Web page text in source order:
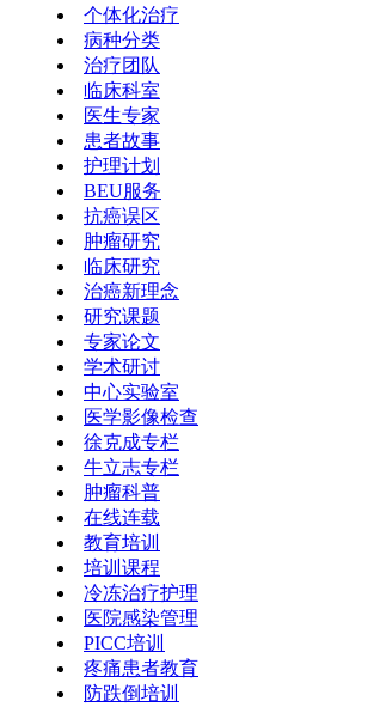
个体化治疗
病种分类
治疗团队
临床科室
医生专家
患者故事
护理计划
BEU服务
抗癌误区
肿瘤研究
临床研究
治癌新理念
研究课题
专家论文
学术研讨
中心实验室
医学影像检查
徐克成专栏
牛立志专栏
肿瘤科普
在线连载
教育培训
培训课程
冷冻治疗护理
医院感染管理
PICC培训
疼痛患者教育
防跌倒培训